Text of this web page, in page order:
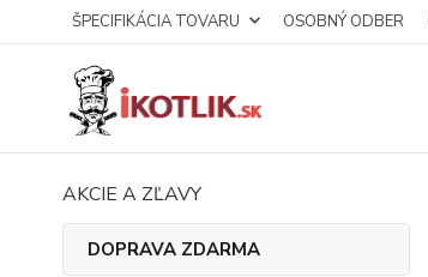
ŠPECIFIKÁCIA TOVARU OSOBNÝ ODBER
AKCIE A ZĽAVY
DOPRAVA ZDARMA